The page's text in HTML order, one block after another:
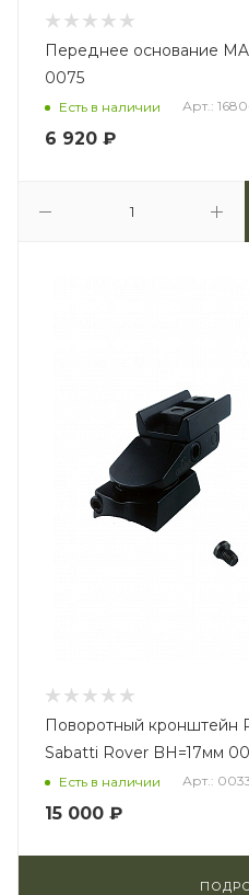
Переднее основание
0075
Есть в наличии Арт.:
6 920 ₽
Поворотный кронштейн
Sabatti Rover BH=17мм
Есть в наличии Арт.:
15 000 ₽